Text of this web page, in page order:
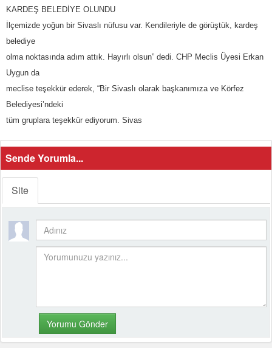
KARDEŞ BELEDİYE OLUNDU
İlçemizde yoğun bir Sivaslı nüfusu var. Kendileriyle de görüştük, kardeş
belediye
olma noktasında adım attık. Hayırlı olsun” dedi. CHP Meclis Üyesi Erkan
Uygun da
meclise teşekkür ederek, “Bir Sivaslı olarak başkanımıza ve Körfez
Belediyesi’ndeki
tüm gruplara teşekkür ediyorum. Sivas
Sende Yorumla...
Site